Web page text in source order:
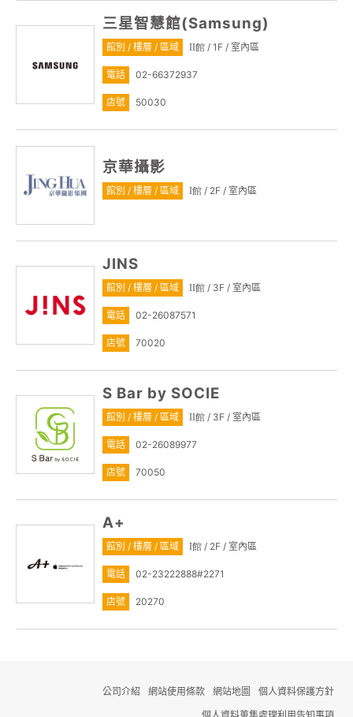
三星智慧館(Samsung)
館別 / 樓層 / 區域 II館 / 1F / 室內區
電話 02-66372937
店號 50030
京華攝影
館別 / 樓層 / 區域 I館 / 2F / 室內區
JINS
館別 / 樓層 / 區域 II館 / 3F / 室內區
電話 02-26087571
店號 70020
S Bar by SOCIE
館別 / 樓層 / 區域 II館 / 3F / 室內區
電話 02-26089977
店號 70050
A+
館別 / 樓層 / 區域 I館 / 2F / 室內區
電話 02-23222888#2271
店號 20270
公司介紹 網站使用條款 網站地圖
個人資料保護方針